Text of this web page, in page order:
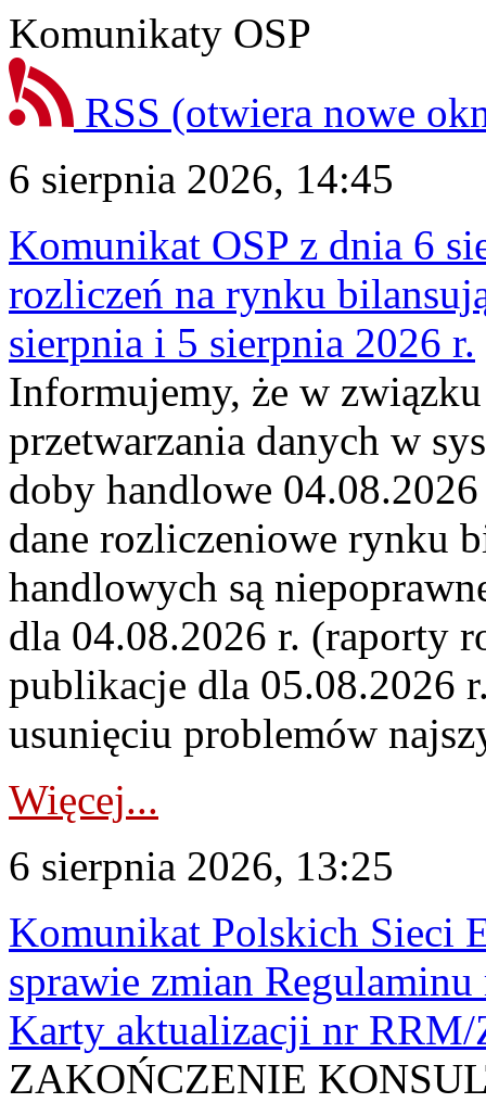
Komunikaty OSP
RSS (otwiera nowe
6 sierpnia 2026, 14:45
Komunikat OSP z dnia 6
rozliczeń na rynku
sierpnia i 5 sierpnia 2026 r.
Informujemy, że w
przetwarzania danych w
doby handlowe
dane rozliczeniowe rynku
handlowych są
dla 04.08.2026 r. (raporty
publikacje dla 05.08.2026
usunięciu problemów
Więcej...
6 sierpnia 2026, 13:25
Komunikat Polskich Sieci
sprawie zmian
Karty aktualizacji nr
ZAKOŃCZENIE